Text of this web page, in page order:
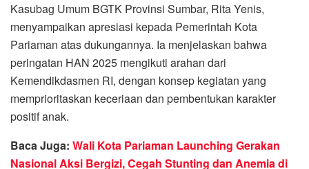
Kasubag Umum BGTK Provinsi Sumbar, Rita Yenis,
menyampaikan apresiasi kepada Pemerintah Kota
Pariaman atas dukungannya. Ia menjelaskan bahwa
peringatan HAN 2025 mengikuti arahan dari
Kemendikdasmen RI, dengan konsep kegiatan yang
memprioritaskan keceriaan dan pembentukan karakter
positif anak.
Baca Juga: Wali Kota Pariaman Launching Gerakan
Nasional Aksi Bergizi, Cegah Stunting dan Anemia di